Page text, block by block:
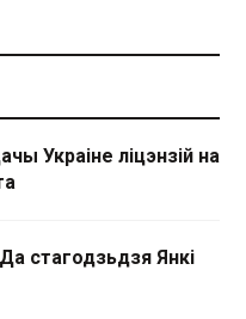
Украіне ліцэнзій на
стагодзьдзя Янкі